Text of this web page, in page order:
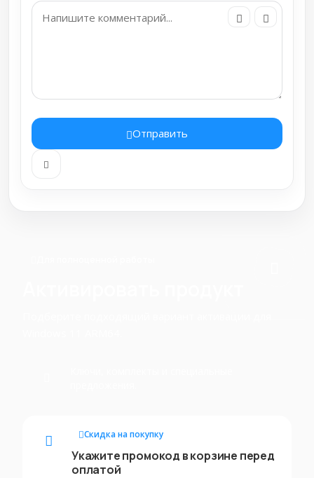
Отправить
Скидка на покупку
Укажите промокод в корзине перед
оплатой